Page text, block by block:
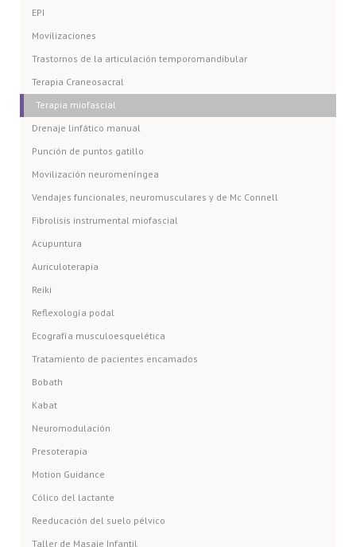
EPI
Movilizaciones
Trastornos de la articulación temporomandibular
Terapia Craneosacral
Terapia miofascial
Drenaje linfático manual
Punción de puntos gatillo
Movilización neuromeníngea
Vendajes funcionales, neuromusculares y de Mc Connell
Fibrolisis instrumental miofascial
Acupuntura
Auriculoterapia
Reiki
Reflexología podal
Ecografía musculoesquelética
Tratamiento de pacientes encamados
Bobath
Kabat
Neuromodulación
Presoterapia
Motion Guidance
Cólico del lactante
Reeducación del suelo pélvico
Taller de Masaje Infantil